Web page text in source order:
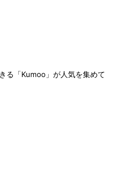
る「Kumoo」が人気を集めて